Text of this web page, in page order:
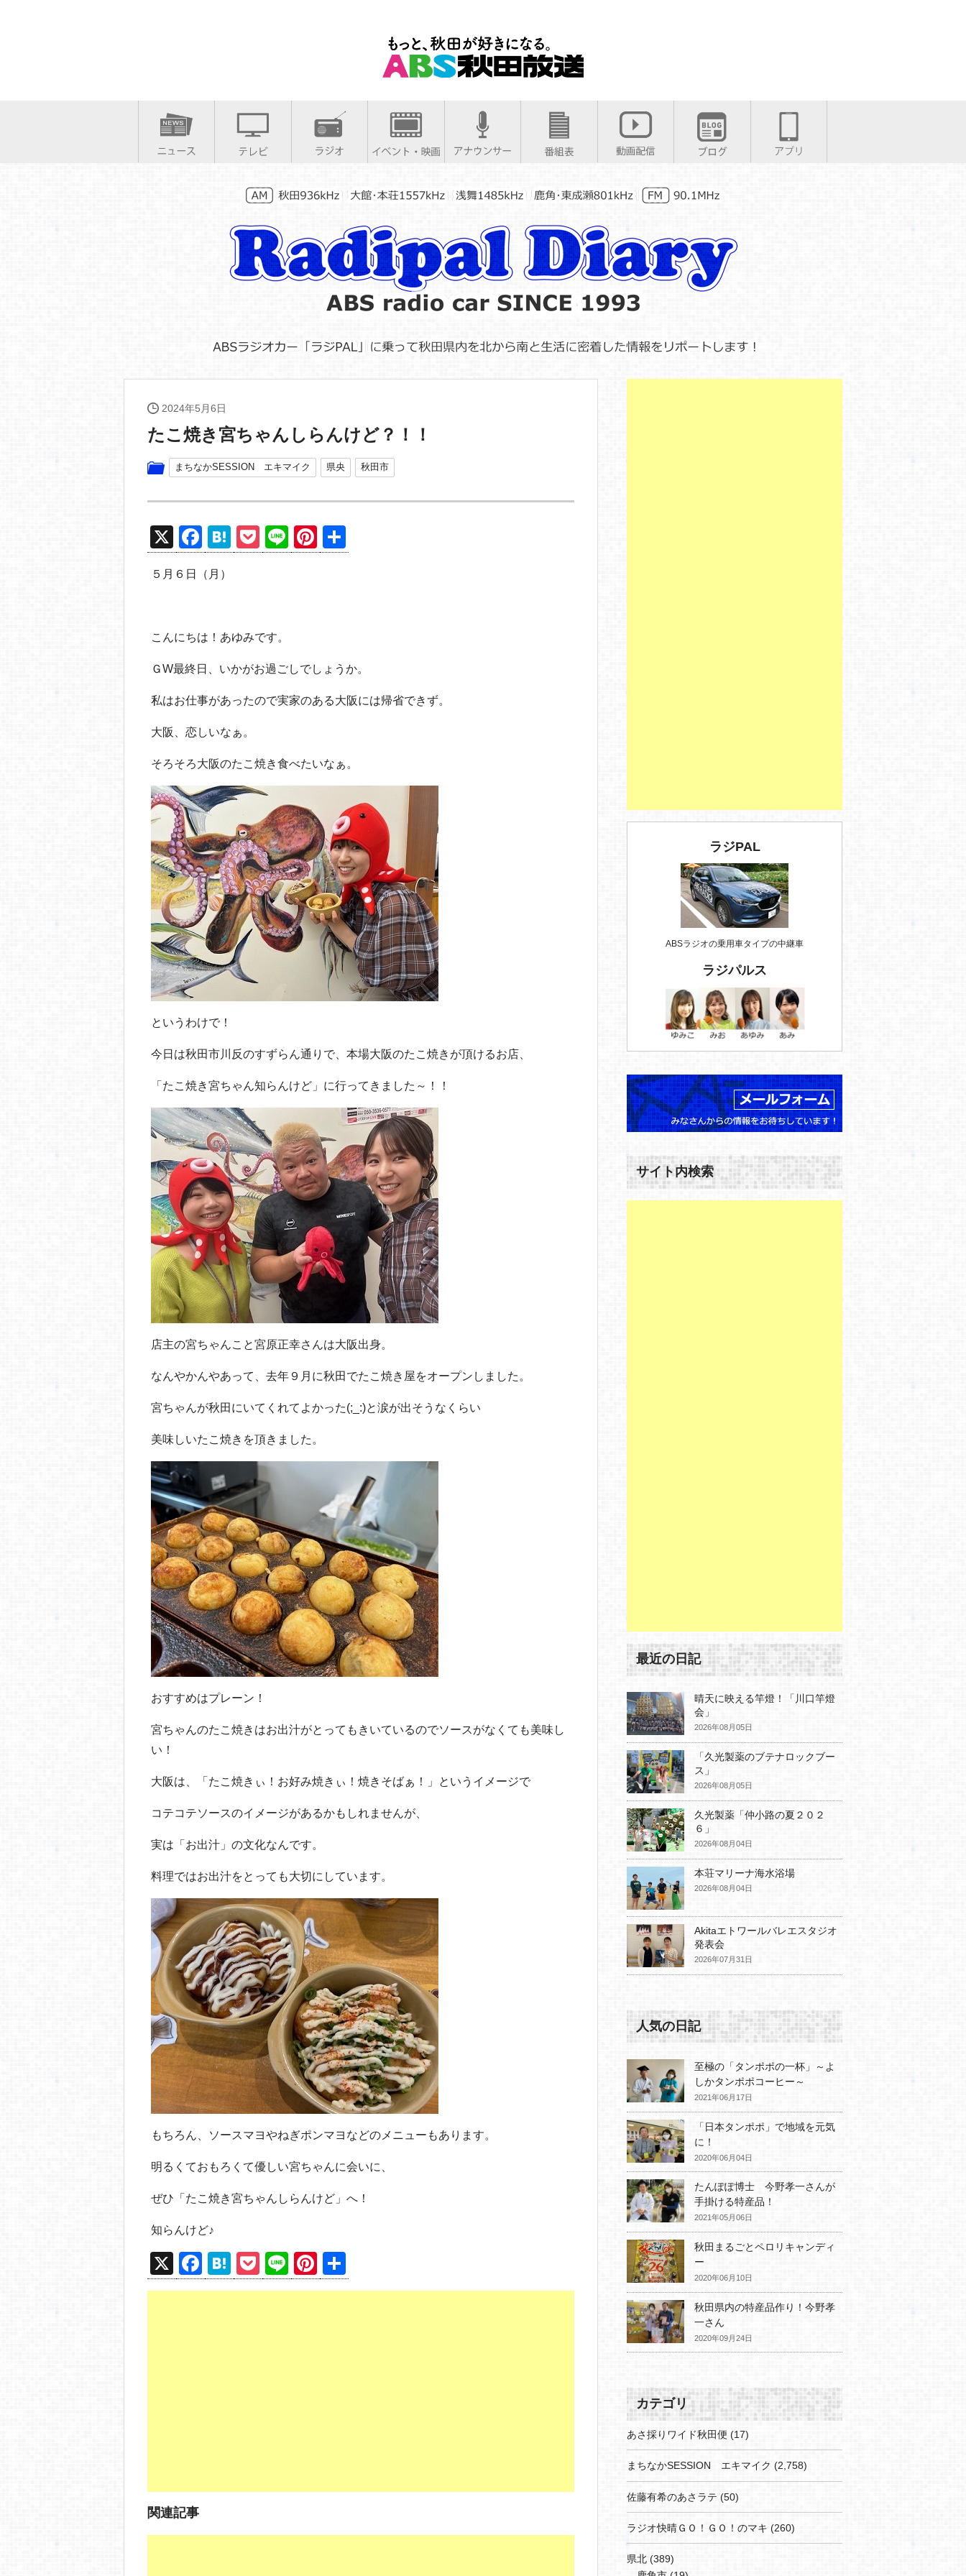
2024年5月6日
たこ焼き宮ちゃんしらんけど？！！
まちなかSESSION エキマイク 県央 秋田市
X
F
a
c
b
o
o
k
H
at
a
P
o
Li
n
Pi
nt 有
５月６日（月）
こんにちは！あゆみです。
ＧW最終日、いかがお過ごしでしょうか。
私はお仕事があったので実家のある大阪には帰省できず。
大阪、恋しいなぁ。
そろそろ大阪のたこ焼き食べたいなぁ。
というわけで！
今日は秋田市川反のすずらん通りで、本場大阪のたこ焼きが頂けるお店、
「たこ焼き宮ちゃん知らんけど」に行ってきました～！！
店主の宮ちゃんこと宮原正幸さんは大阪出身。
なんやかんやあって、去年９月に秋田でたこ焼き屋をオープンしました。
宮ちゃんが秋田にいてくれてよかった(;_:)と涙が出そうなくらい
美味しいたこ焼きを頂きました。
おすすめはプレーン！
宮ちゃんのたこ焼きはお出汁がとってもきいているのでソースがなくても美味し
い！
大阪は、「たこ焼きぃ！お好み焼きぃ！焼きそばぁ！」というイメージで
コテコテソースのイメージがあるかもしれませんが、
実は「お出汁」の文化なんです。
料理ではお出汁をとっても大切にしています。
もちろん、ソースマヨやねぎポンマヨなどのメニューもあります。
明るくておもろくて優しい宮ちゃんに会いに、
ぜひ「たこ焼き宮ちゃんしらんけど」へ！
知らんけど♪
X
F
a
H
at
P
o
Li
n
Pi
nt 有
関連記事
ラジPAL
ABSラジオの乗用車タイプの中継車
ラジパルス
サイト内検索
最近の日記
晴天に映える竿燈！「川口竿燈
会」
2026年08月05日
「久光製薬のブテナロックブー
ス」
2026年08月05日
久光製薬「仲小路の夏２０２
６」
2026年08月04日
本荘マリーナ海水浴場
2026年08月04日
Akitaエトワールバレエスタジオ
発表会
2026年07月31日
人気の日記
至極の「タンポポの一杯」～よ
しかタンポポコーヒー～
2021年06月17日
「日本タンポポ」で地域を元気
に！
2020年06月04日
たんぽぽ博士 今野孝一さんが
手掛ける特産品！
2021年05月06日
秋田まるごとペロリキャンディ
ー
2020年06月10日
秋田県内の特産品作り！今野孝
一さん
2020年09月24日
カテゴリ
あさ採りワイド秋田便 (17)
まちなかSESSION エキマイク (2,758)
佐藤有希のあさラテ (50)
ラジオ快晴ＧＯ！ＧＯ！のマキ (260)
県北 (389)